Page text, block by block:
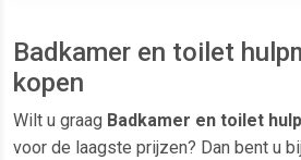
Badkamer en toilet
kopen
Wilt u graag Badkamer en toilet
voor de laagste prijzen? Dan bent u